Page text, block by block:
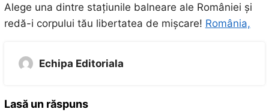
Alege una dintre stațiunile balneare ale României și
redă-i corpului tău libertatea de mișcare! România,
Echipa Editoriala
Lasă un răspuns